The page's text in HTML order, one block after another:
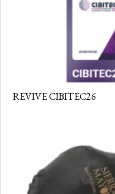
REVIVE CIBITEC26